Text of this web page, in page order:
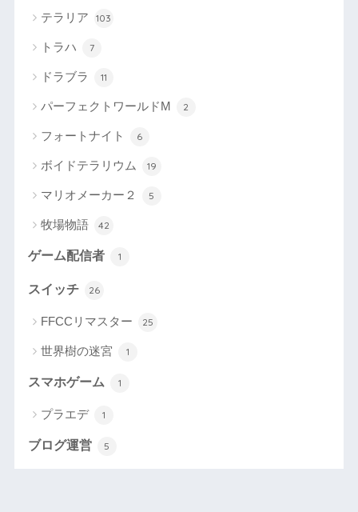
テラリア 103
トラハ 7
ドラブラ 11
パーフェクトワールドM 2
フォートナイト 6
ボイドテラリウム 19
マリオメーカー２ 5
牧場物語 42
ゲーム配信者 1
スイッチ 26
FFCCリマスター 25
世界樹の迷宮 1
スマホゲーム 1
プラエデ 1
ブログ運営 5